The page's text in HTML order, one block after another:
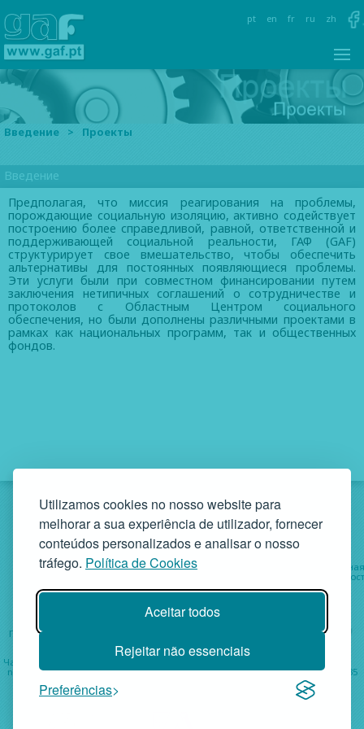
Utilizamos cookies no nosso website para
melhorar a sua experiência de utilizador, fornecer
conteúdos personalizados e analisar o nosso
tráfego. Política de Cookies
Aceitar todos
Rejeitar não essenciais
Preferências
pt en fr ru zh
Введение > Проекты
Введение
Предполагая, что миссия реагирования на проблемы,
порождающие социальную изоляцию, активно содействует
построению более справедливой, равной, ответственной и
поддерживающей социальной реальности, ГАФ (GAF)
структурирует свое вмешательство, чтобы обеспечить
альтернативы для постоянных появляющиеся проблемы.
Эти услуги были при совместном финансировании путем
заключения нетипичных соглашений о сотрудничестве и
протоколов с Областным Центром социального
обеспечения, но были дополнены различными проектами в
рамках как национальных программ, так и общественных
фондов.
Социальная
Об организации
ГАФ • Руа да Бандейра, 342 4900-561 Виана ду Каштелу • тел.
+351 258 829 138 • geral@gaf.pt
Частное учреждение социальной солидарности - Регистрация
nº 58/96 Опубликована em Д.Р. III 14-03-1997 - N.º Налоговый номер 503748935